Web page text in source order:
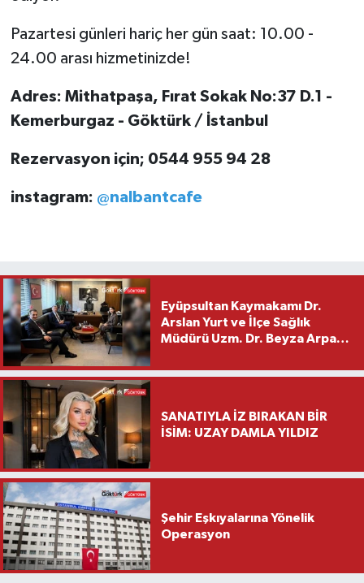
Pazartesi günleri hariç her gün saat: 10.00 -
24.00 arası hizmetinizde!
Adres: Mithatpaşa, Fırat Sokak No:37 D.1 -
Kemerburgaz - Göktürk / İstanbul
Rezervasyon için; 0544 955 94 28
instagram: @nalbantcafe
Eyüpsultan Kaymakamı Dr.
Arslan Yurt ve İlçe Sağlık
Müdürü Uzm. Dr. Beyza Arpacı
Ziyareti
SANATIYLA İZ BIRAKAN BİR
İSİM: UZAY DAMLA YILDIZ
Şehir Eşkıyalarına Yönelik
Operasyon